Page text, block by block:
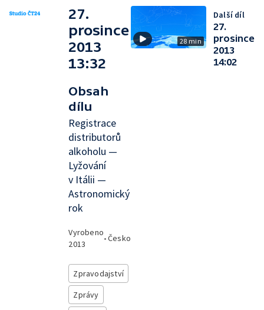
27.
prosince
2013
13:32
Obsah
dílu
Registrace
distributorů
alkoholu —
Lyžování
v Itálii —
Astronomický
rok
Vyrobeno
2013
•Česko
Zpravodajství
Zprávy
28 min
Další díl
27.
prosince
2013
14:02